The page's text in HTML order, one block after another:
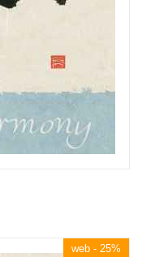
web - 25%